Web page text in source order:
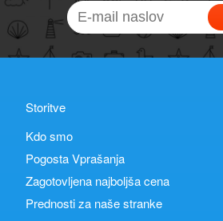
Storitve
Kdo smo
Pogosta Vprašanja
Zagotovljena najboljša cena
Prednosti za naše stranke